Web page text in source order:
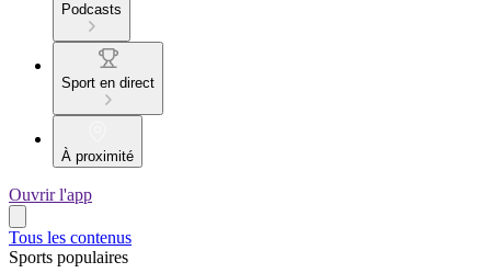
Podcasts
Sport en direct
À proximité
Ouvrir l'app
Tous les contenus
Sports populaires